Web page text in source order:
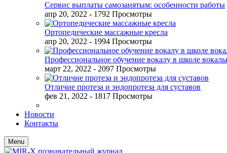
Сервис выплаты самозанятым: особенности работы
апр 20, 2022 - 1792 Просмотры
Ортопедические массажные кресла
апр 20, 2022 - 1994 Просмотры
Профессиональное обучение вокалу в школе
март 22, 2022 - 2097 Просмотры
Отличие протеза и эндопротеза для суставов
фев 21, 2022 - 1817 Просмотры
Новости
Контакты
Menu